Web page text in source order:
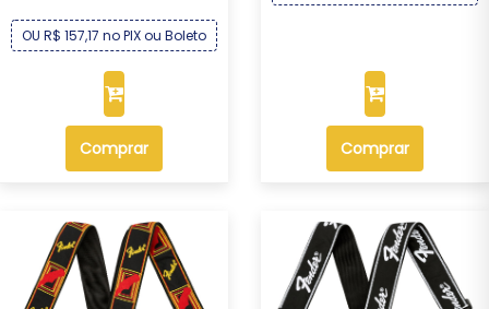
OU R$ 157,17 no PIX ou Boleto
Comprar Comprar